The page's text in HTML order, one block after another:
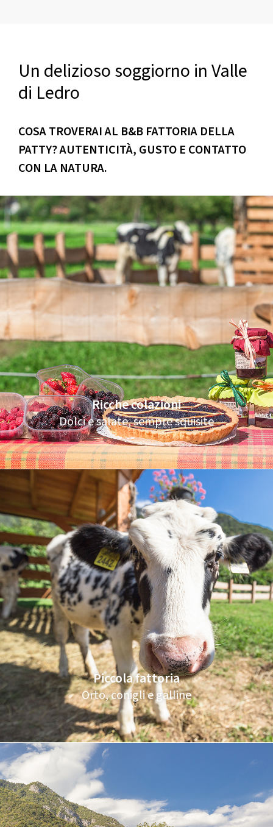
Un delizioso soggiorno in Valle
di Ledro
COSA TROVERAI AL B&B FATTORIA DELLA
PATTY? AUTENTICITÀ, GUSTO E CONTATTO
CON LA NATURA.
Ricche colazioni
Dolci e salate, sempre squisite
Piccola fattoria
Orto, conigli e galline